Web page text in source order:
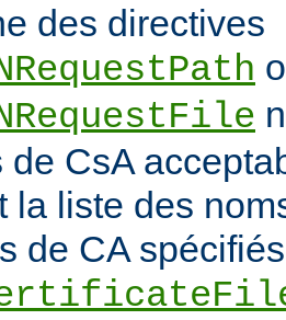
des directives
de CsA
la liste des
de CA